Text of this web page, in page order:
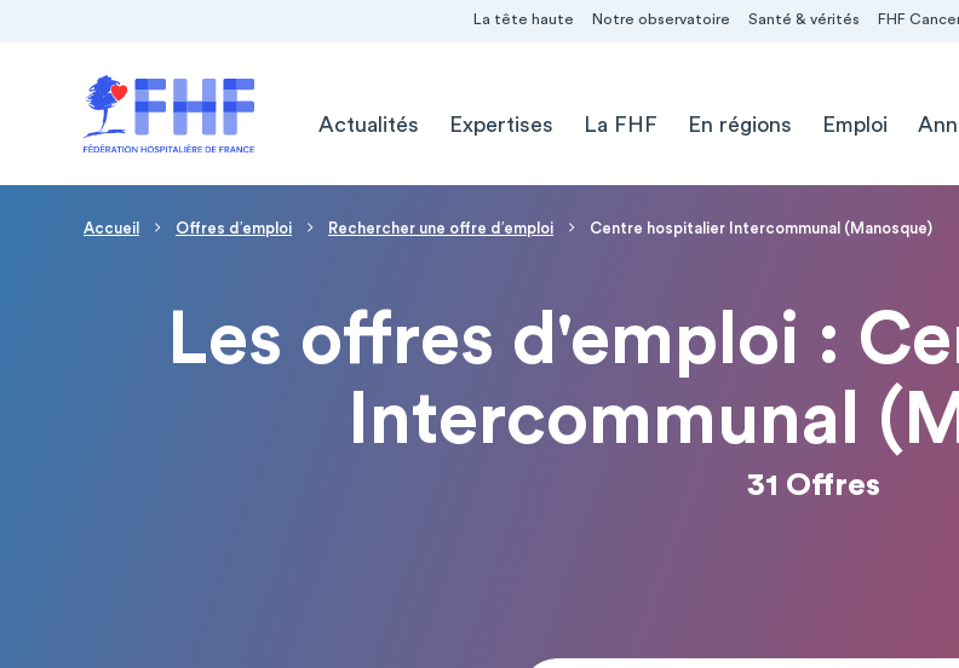
La tête haute Notre observatoire Santé & vérités FHF
Actualités
Expertises La FHF En régions Emploi
Fil d'Ariane
Accueil Offres d′emploi Rechercher une offre d′emploi Centre hospitalier Intercommunal (Manosque)
Les offres d'emploi :
Intercommunal
31 Offres